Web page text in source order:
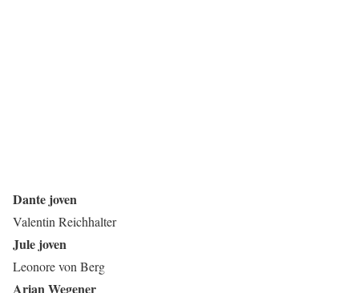
Dante joven
Valentin Reichhalter
Jule joven
Leonore von Berg
Arian Wegener